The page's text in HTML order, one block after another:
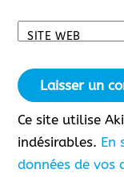
SITE WEB
Ce site utilise
indésirables. En
données de vos